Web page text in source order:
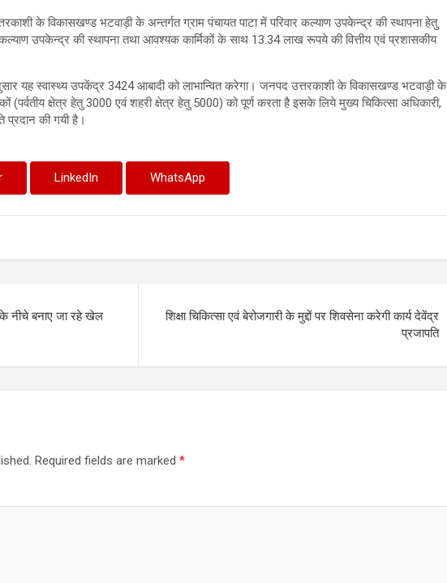
के विकासखण्ड भटवाड़ी के अन्तर्गत ग्राम पंचायत पाटा में परिवार कल्याण उपकेन्द्र की स्थापना हेतु
उपकेन्द्र की स्थापना तथा आवश्यक कार्मिकों के साथ 13.34 लाख रूपये की वित्तीय एवं प्रशासकीय
यह स्वास्थ्य उपकेंद्र 3424 आबादी को लाभान्वित करेगा। जनपद उत्तरकाशी के विकासखण्ड भटवाड़ी के
(पर्वतीय क्षेत्र हेतु 3000 एवं शहरी क्षेत्र हेतु 5000) को पूर्ण करता है इसके लिये मुख्य चिकित्सा अधिकारी,
प्रदान की गयी है।
LinkedIn WhatsApp
नीचे बनाए जा रहे खेल
शिक्षा चिकित्सा एवं बेरोजगारी के मुद्दों पर शिवसेना करेगी कार्य देवेंद्र
प्रजापति
Required fields are marked *